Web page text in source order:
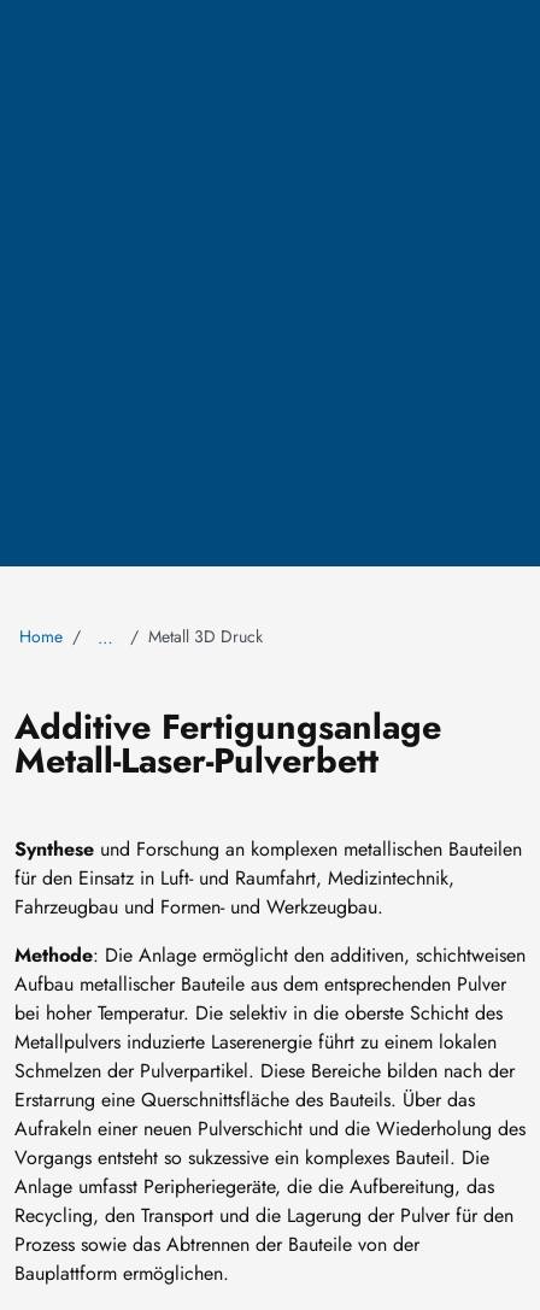
Home … Metall 3D Druck
Additive Fertigungsanlage
Metall-Laser-Pulverbett
Synthese und Forschung an komplexen metallischen Bauteilen
für den Einsatz in Luft- und Raumfahrt, Medizintechnik,
Fahrzeugbau und Formen- und Werkzeugbau.
Methode: Die Anlage ermöglicht den additiven, schichtweisen
Aufbau metallischer Bauteile aus dem entsprechenden Pulver
bei hoher Temperatur. Die selektiv in die oberste Schicht des
Metallpulvers induzierte Laserenergie führt zu einem lokalen
Schmelzen der Pulverpartikel. Diese Bereiche bilden nach der
Erstarrung eine Querschnittsfläche des Bauteils. Über das
Aufrakeln einer neuen Pulverschicht und die Wiederholung des
Vorgangs entsteht so sukzessive ein komplexes Bauteil. Die
Anlage umfasst Peripheriegeräte, die die Aufbereitung, das
Recycling, den Transport und die Lagerung der Pulver für den
Prozess sowie das Abtrennen der Bauteile von der
Bauplattform ermöglichen.